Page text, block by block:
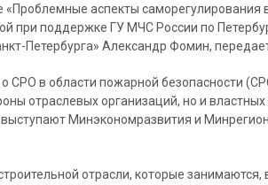
«Проблемные аспекты саморегулирования
при поддержке ГУ МЧС России по
Петербурга» Александр Фомин,
о СРО в области пожарной безопасности
отраслевых организаций, но и
Минэкономразвития и
отрасли, которые